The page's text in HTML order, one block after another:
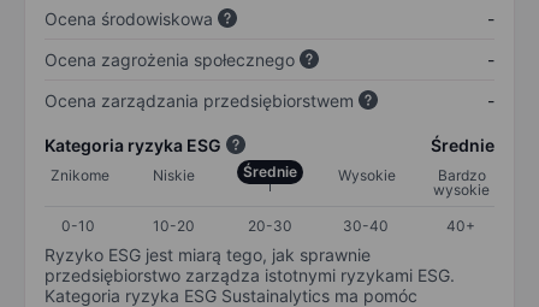
Ocena środowiskowa
-
Ocena zagrożenia społecznego
-
Ocena zarządzania przedsiębiorstwem
-
Kategoria ryzyka ESG Średnie
Znikome Niskie Średnie Wysokie
Bardzo
wysokie
0-10
10-20 20-30 30-40 40+
Ryzyko ESG jest miarą tego, jak sprawnie
przedsiębiorstwo zarządza istotnymi ryzykami ESG.
Kategoria ryzyka ESG Sustainalytics ma pomóc